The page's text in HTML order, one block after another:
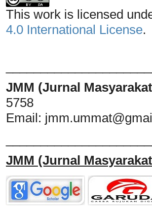
This work is licensed
4.0 International License.
JMM (Jurnal
5758
Email:
JMM (Jurnal